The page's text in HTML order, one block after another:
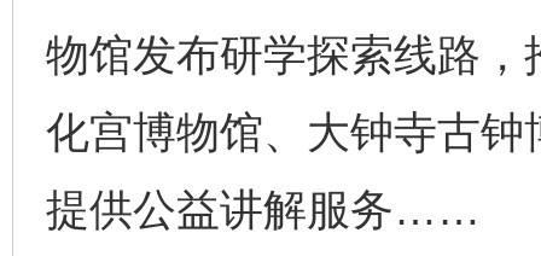
物馆发布研学探索线路
化宫博物馆、大钟寺古
提供公益讲解服务……